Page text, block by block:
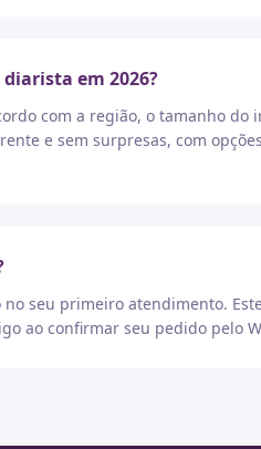
em 2026?
com a região, o tamanho do
e sem surpresas, com
no seu primeiro atendimento.
ao confirmar seu pedido pelo